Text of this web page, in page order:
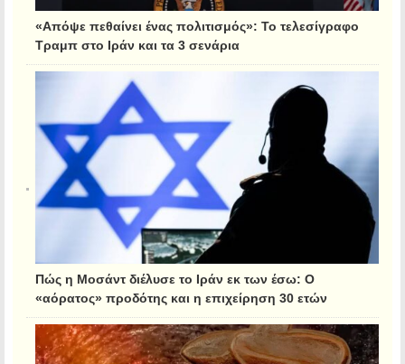
«Απόψε πεθαίνει ένας πολιτισμός»: Το τελεσίγραφο
Τραμπ στο Ιράν και τα 3 σενάρια
Πώς η Μοσάντ διέλυσε το Ιράν εκ των έσω: Ο
«αόρατος» προδότης και η επιχείρηση 30 ετών